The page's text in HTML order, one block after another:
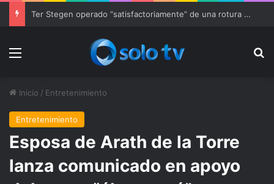
Menu
Inicio / Entretenimiento
Entretenimiento
Esposa de Arath de la Torre
lanza comunicado en apoyo